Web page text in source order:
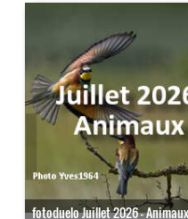
fotoduelo Juillet 2026 - Animaux